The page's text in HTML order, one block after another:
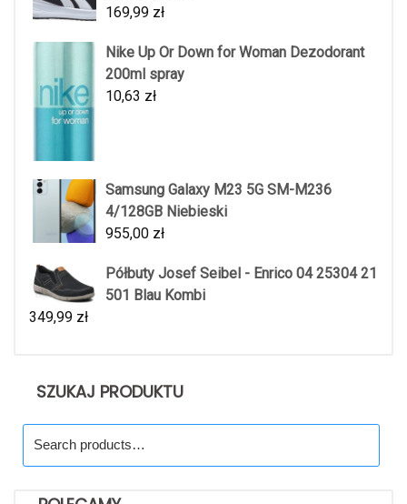
169,99 zł
Nike Up Or Down for Woman Dezodorant
200ml spray
10,63 zł
Samsung Galaxy M23 5G SM-M236
4/128GB Niebieski
955,00 zł
Półbuty Josef Seibel - Enrico 04 25304 21
501 Blau Kombi
349,99 zł
SZUKAJ PRODUKTU
for: